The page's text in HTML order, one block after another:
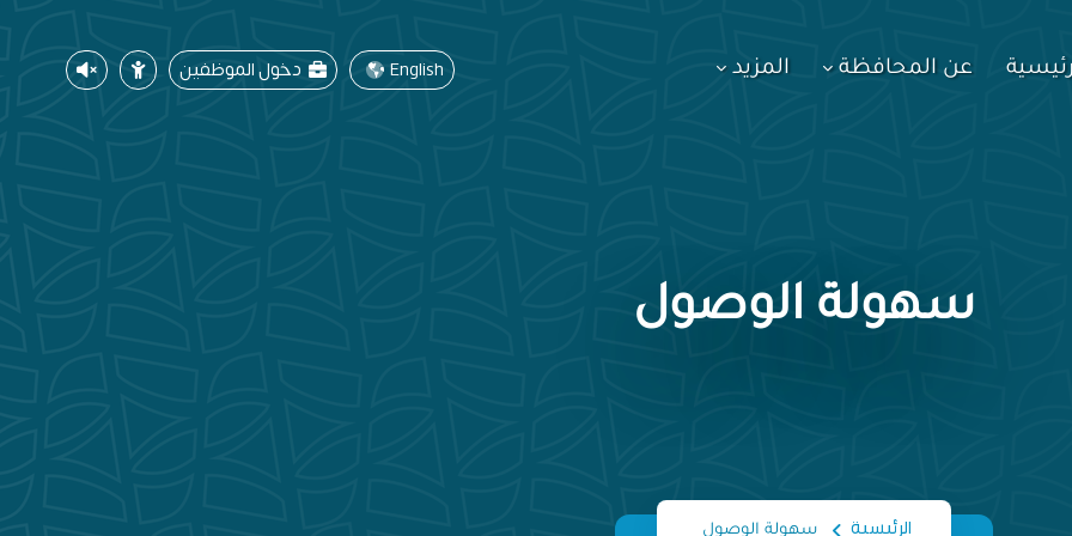
عن المحافظة المزيد English دخول الموظفين
سهولة الوصول
الرئيسية سهولة الوصول